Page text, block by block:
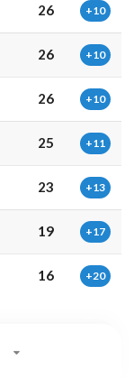
26 +10
26 +10
26 +10
25 +11
23 +13
19 +17
16 +20